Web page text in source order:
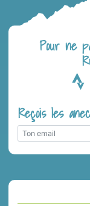
Pour ne
Reçois les